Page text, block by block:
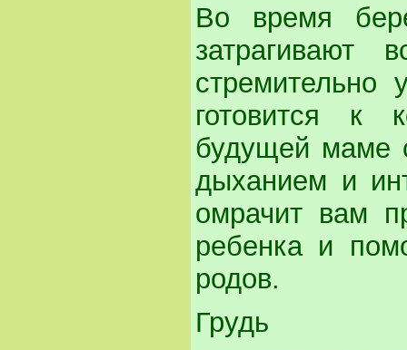
Во время
стремительно
готовится к
будущей маме
дыханием и
омрачит вам
ребенка и
родов.
Грудь